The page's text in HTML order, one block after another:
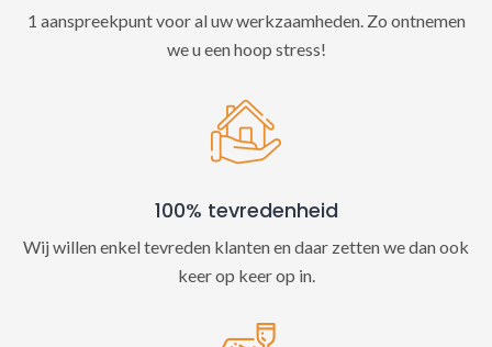
1 aanspreekpunt voor al uw werkzaamheden. Zo ontnemen
we u een hoop stress!
100% tevredenheid
Wij willen enkel tevreden klanten en daar zetten we dan ook
keer op keer op in.